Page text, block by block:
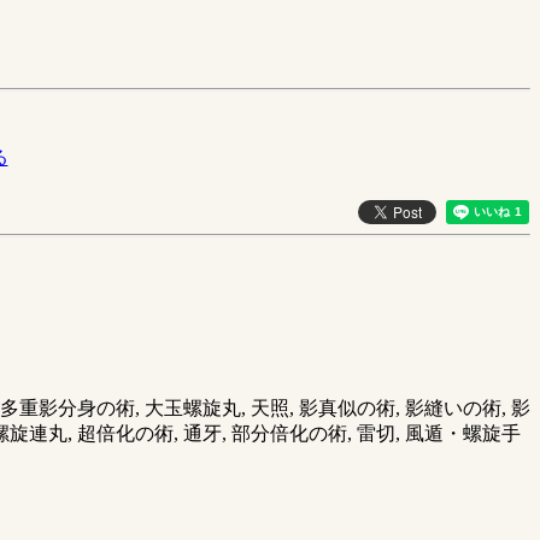
重影分身の術, 大玉螺旋丸, 天照, 影真似の術, 影縫いの術, 影
連丸, 超倍化の術, 通牙, 部分倍化の術, 雷切, 風遁・螺旋手